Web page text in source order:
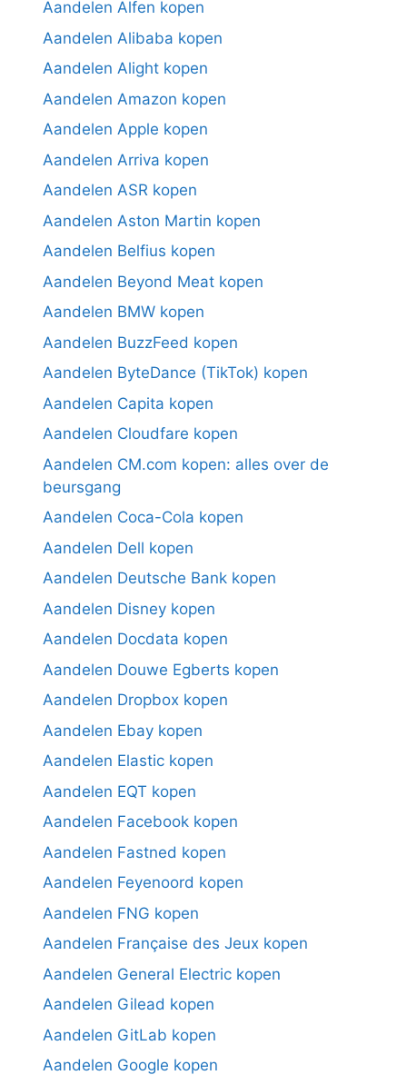
Aandelen Alfen kopen
Aandelen Alibaba kopen
Aandelen Alight kopen
Aandelen Amazon kopen
Aandelen Apple kopen
Aandelen Arriva kopen
Aandelen ASR kopen
Aandelen Aston Martin kopen
Aandelen Belfius kopen
Aandelen Beyond Meat kopen
Aandelen BMW kopen
Aandelen BuzzFeed kopen
Aandelen ByteDance (TikTok) kopen
Aandelen Capita kopen
Aandelen Cloudfare kopen
Aandelen CM.com kopen: alles over de
beursgang
Aandelen Coca-Cola kopen
Aandelen Dell kopen
Aandelen Deutsche Bank kopen
Aandelen Disney kopen
Aandelen Docdata kopen
Aandelen Douwe Egberts kopen
Aandelen Dropbox kopen
Aandelen Ebay kopen
Aandelen Elastic kopen
Aandelen EQT kopen
Aandelen Facebook kopen
Aandelen Fastned kopen
Aandelen Feyenoord kopen
Aandelen FNG kopen
Aandelen Française des Jeux kopen
Aandelen General Electric kopen
Aandelen Gilead kopen
Aandelen GitLab kopen
Aandelen Google kopen